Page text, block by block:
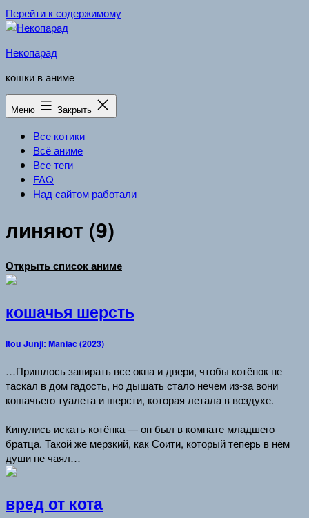
Перейти к содержимому
Некопарад
кошки в аниме
Меню Закрыть
Все котики
Всё аниме
Все теги
FAQ
Над сайтом работали
линяют (9)
Открыть список аниме
кошачья шерсть
Itou Junji: Maniac (2023)
…Пришлось запирать все окна и двери, чтобы котёнок не
таскал в дом гадость, но дышать стало нечем из-за вони
кошачьего туалета и шерсти, которая летала в воздухе.
Кинулись искать котёнка — он был в комнате младшего
братца. Такой же мерзкий, как Соити, который теперь в нём
души не чаял…
вред от кота